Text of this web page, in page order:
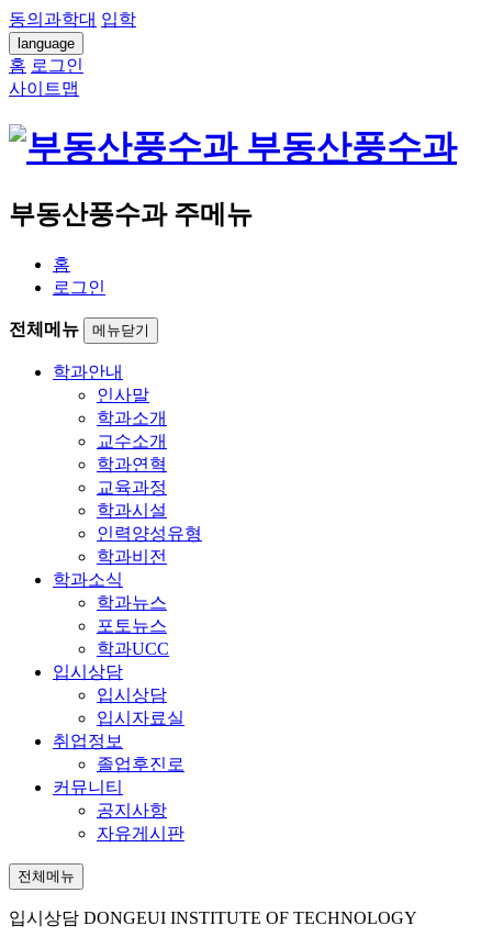
동의과학대 입학
language
홈 로그인
사이트맵
부동산풍수과
부동산풍수과 주메뉴
홈
로그인
전체메뉴 메뉴닫기
학과안내
인사말
학과소개
교수소개
학과연혁
교육과정
학과시설
인력양성유형
학과비전
학과소식
학과뉴스
포토뉴스
학과UCC
입시상담
입시상담
입시자료실
취업정보
졸업후진로
커뮤니티
공지사항
자유게시판
전체메뉴
입시상담 DONGEUI INSTITUTE OF TECHNOLOGY